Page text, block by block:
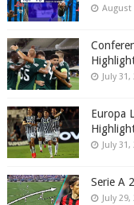
August
July
Europa
July
Serie A
July